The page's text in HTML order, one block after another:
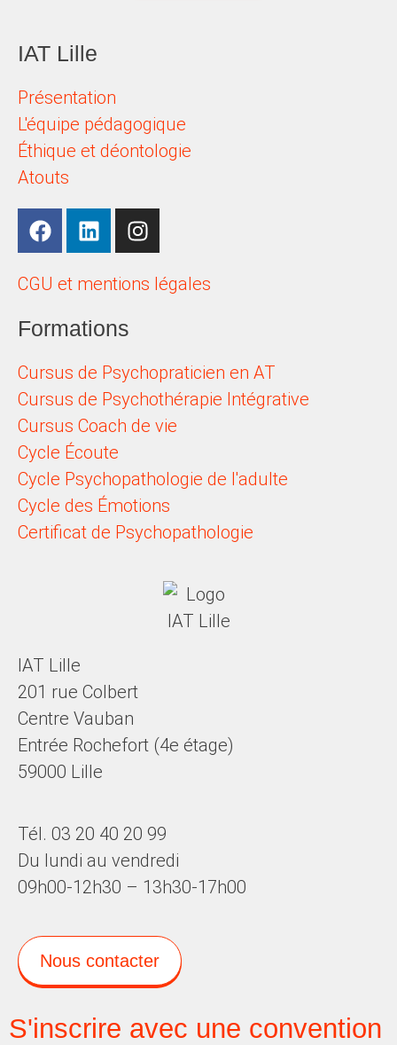
IAT Lille
Présentation
L'équipe pédagogique
Éthique et déontologie
Atouts
CGU et mentions légales
Formations
Cursus de Psychopraticien en AT
Cursus de Psychothérapie Intégrative
Cursus Coach de vie
Cycle Écoute
Cycle Psychopathologie de l'adulte
Cycle des Émotions
Certificat de Psychopathologie
IAT Lille
201 rue Colbert
Centre Vauban
Entrée Rochefort (4e étage)
59000 Lille
Tél. 03 20 40 20 99
Du lundi au vendredi
09h00-12h30 – 13h30-17h00
Nous contacter
S'inscrire avec une convention